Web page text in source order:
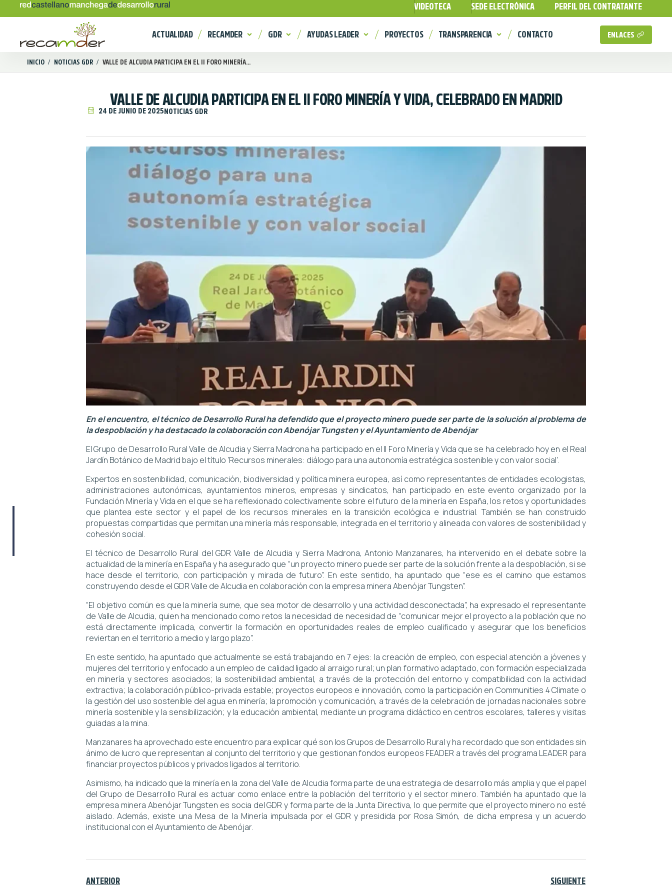
VIDEOTECA SEDE ELECTRÓNICA PERFIL DEL CONTRATANTE
ACTUALIDAD RECAMDER GDR AYUDAS LEADER PROYECTOS TRANSPARENCIA CONTACTO ENLACES
INICIO / NOTICIAS GDR / VALLE DE ALCUDIA PARTICIPA EN EL II FORO MINERÍA...
VALLE DE ALCUDIA PARTICIPA EN EL II FORO MINERÍA Y VIDA, CELEBRADO EN MADRID
24 DE JUNIO DE 2025NOTICIAS GDR
En el encuentro, el técnico de Desarrollo Rural ha defendido que el proyecto minero puede ser parte de la solución al problema de
la despoblación y ha destacado la colaboración con Abenójar Tungsten y el Ayuntamiento de Abenójar
El Grupo de Desarrollo Rural Valle de Alcudia y Sierra Madrona ha participado en el II Foro Minería y Vida que se ha celebrado hoy en el Real
Jardín Botánico de Madrid bajo el título ‘Recursos minerales: diálogo para una autonomía estratégica sostenible y con valor social’.
Expertos en sostenibilidad, comunicación, biodiversidad y política minera europea, así como representantes de entidades ecologistas,
administraciones autonómicas, ayuntamientos mineros, empresas y sindicatos, han participado en este evento organizado por la
Fundación Minería y Vida en el que se ha reflexionado colectivamente sobre el futuro de la minería en España, los retos y oportunidades
que plantea este sector y el papel de los recursos minerales en la transición ecológica e industrial. También se han construido
propuestas compartidas que permitan una minería más responsable, integrada en el territorio y alineada con valores de sostenibilidad y
cohesión social.
El técnico de Desarrollo Rural del GDR Valle de Alcudia y Sierra Madrona, Antonio Manzanares, ha intervenido en el debate sobre la
actualidad de la minería en España y ha asegurado que “un proyecto minero puede ser parte de la solución frente a la despoblación, si se
hace desde el territorio, con participación y mirada de futuro”. En este sentido, ha apuntado que “ese es el camino que estamos
construyendo desde el GDR Valle de Alcudia en colaboración con la empresa minera Abenójar Tungsten”.
“El objetivo común es que la minería sume, que sea motor de desarrollo y una actividad desconectada”, ha expresado el representante
de Valle de Alcudia, quien ha mencionado como retos la necesidad de necesidad de “comunicar mejor el proyecto a la población que no
está directamente implicada, convertir la formación en oportunidades reales de empleo cualificado y asegurar que los beneficios
reviertan en el territorio a medio y largo plazo”.
En este sentido, ha apuntado que actualmente se está trabajando en 7 ejes: la creación de empleo, con especial atención a jóvenes y
mujeres del territorio y enfocado a un empleo de calidad ligado al arraigo rural; un plan formativo adaptado, con formación especializada
en minería y sectores asociados; la sostenibilidad ambiental, a través de la protección del entorno y compatibilidad con la actividad
extractiva; la colaboración público-privada estable; proyectos europeos e innovación, como la participación en Communities 4 Climate o
la gestión del uso sostenible del agua en minería; la promoción y comunicación, a través de la celebración de jornadas nacionales sobre
minería sostenible y la sensibilización; y la educación ambiental, mediante un programa didáctico en centros escolares, talleres y visitas
guiadas a la mina.
Manzanares ha aprovechado este encuentro para explicar qué son los Grupos de Desarrollo Rural y ha recordado que son entidades sin
ánimo de lucro que representan al conjunto del territorio y que gestionan fondos europeos FEADER a través del programa LEADER para
financiar proyectos públicos y privados ligados al territorio.
Asimismo, ha indicado que la minería en la zona del Valle de Alcudia forma parte de una estrategia de desarrollo más amplia y que el papel
del Grupo de Desarrollo Rural es actuar como enlace entre la población del territorio y el sector minero. También ha apuntado que la
empresa minera Abenójar Tungsten es socia del GDR y forma parte de la Junta Directiva, lo que permite que el proyecto minero no esté
aislado. Además, existe una Mesa de la Minería impulsada por el GDR y presidida por Rosa Simón, de dicha empresa y un acuerdo
institucional con el Ayuntamiento de Abenójar.
ANTERIOR SIGUIENTE